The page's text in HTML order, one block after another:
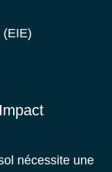
nécessite une